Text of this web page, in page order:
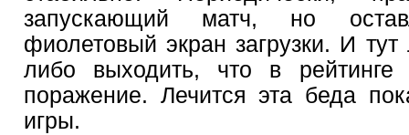
запускающий матч, но
фиолетовый экран загрузки. И
либо выходить, что в рейтинге
поражение. Лечится эта беда
игры.